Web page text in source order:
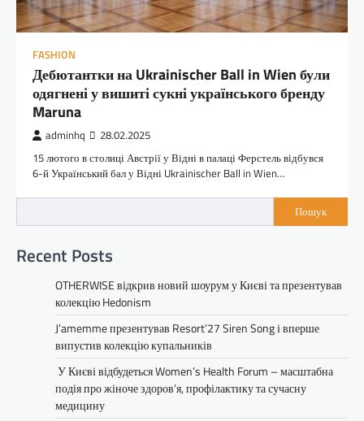
FASHION
Дебютантки на Ukrainischer Ball in Wien були
одягнені у вишиті сукні українського бренду
Maruna
adminhq 28.02.2025
15 лютого в столиці Австрії у Відні в палаці Ферстель відбувся
6-й Український бал у Відні Ukrainischer Ball in Wien…
Пошук
Recent Posts
OTHERWISE відкрив новий шоурум у Києві та презентував
колекцію Hedonism
J’amemme презентував Resort’27 Siren Song і вперше
випустив колекцію купальників
У Києві відбудеться Women’s Health Forum – масштабна
подія про жіноче здоров’я, профілактику та сучасну
медицину